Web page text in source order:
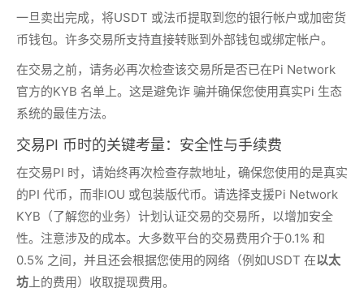
一旦卖出完成，将USDT 或法币提取到您的银行帐户或加密货
币钱包。许多交易所支持直接转账到外部钱包或绑定帐户。
在交易之前，请务必再次检查该交易所是否已在Pi Network
官方的KYB 名单上。这是避免诈 骗并确保您使用真实Pi 生态
系统的最佳方法。
交易PI 币时的关键考量：安全性与手续费
在交易PI 时，请始终再次检查存款地址，确保您使用的是真实
的PI 代币，而非IOU 或包装版代币。请选择支援Pi Network
KYB（了解您的业务）计划认证交易的交易所，以增加安全
性。注意涉及的成本。大多数平台的交易费用介于0.1% 和
0.5% 之间，并且还会根据您使用的网络（例如USDT 在以太
坊 上的费用）收取提现费用。